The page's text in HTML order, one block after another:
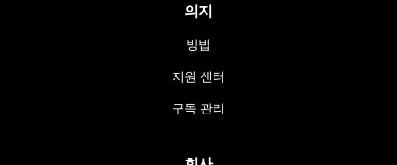
의지
방법
지원 센터
구독 관리